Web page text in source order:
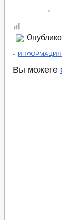
« ИНФОРМАЦИЯ
Вы можете